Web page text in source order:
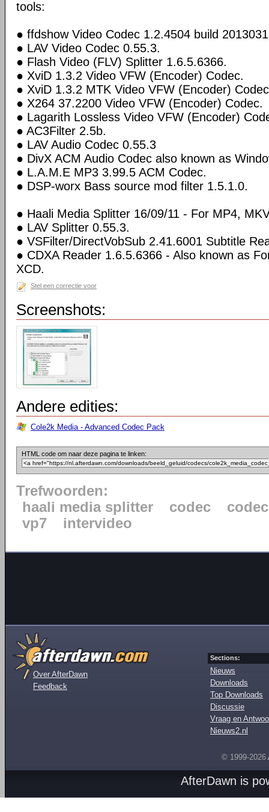
tools:
● ffdshow Video Codec 1.2.4504 build
● LAV Video Codec 0.55.3.
● Flash Video (FLV) Splitter 1.6.5.6366.
● XviD 1.3.2 Video VFW (Encoder) Codec.
● XviD 1.3.2 MTK Video VFW (Encoder)
● X264 37.2200 Video VFW (Encoder) Codec.
● Lagarith Lossless Video VFW (Encoder)
● AC3Filter 2.5b.
● LAV Audio Codec 0.55.3
● DivX ACM Audio Codec also known as
● L.A.M.E MP3 3.99.5 ACM Codec.
● DSP-worx Bass source mod filter 1.5.1.0.
● Haali Media Splitter 16/09/11 - For MP4,
● LAV Splitter 0.55.3.
● VSFilter/DirectVobSub 2.41.6001 Subtitle
● CDXA Reader 1.6.5.6366 - Also known as
XCD.
Stel een correctie voor
Screenshots:
Andere edities:
Cole2k Media - Advanced Codec Pack
HTML code om naar deze pagina te linken:
Trefwoorden:
haali media splitter
codec
vp7
intervideo
Over AfterDawn
Feedback
Sections:
Nieuws
Downloads
Top Downloads
Discussie
Vraag en
Nieuws2.nl
© 1999-2026
AfterDawn is